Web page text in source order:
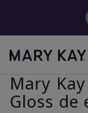
Mary
Gloss de